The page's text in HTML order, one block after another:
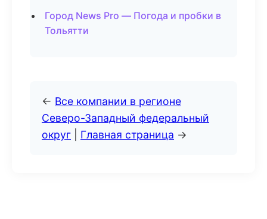
Город News Pro — Погода и пробки в
Тольятти
← Все компании в регионе
Северо-Западный федеральный
округ
Главная страница →